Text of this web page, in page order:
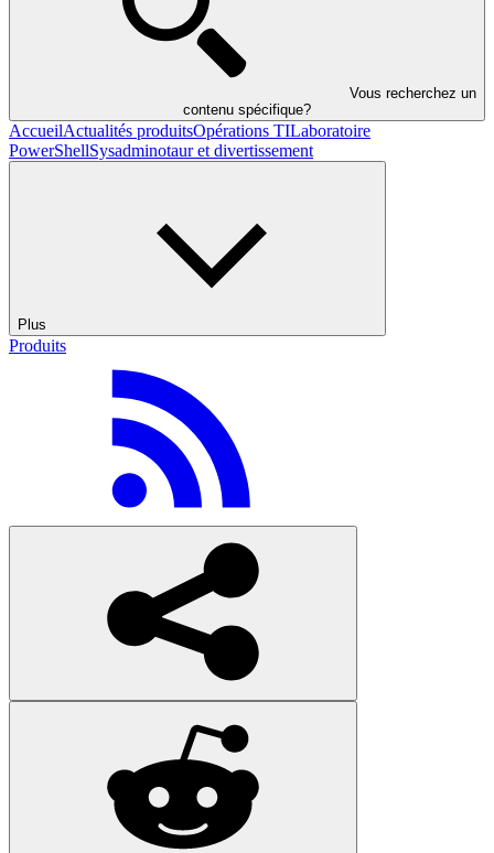
Vous recherchez un
contenu spécifique?
AccueilActualités produitsOpérations TILaboratoire
PowerShellSysadminotaur et divertissement
Plus
Produits